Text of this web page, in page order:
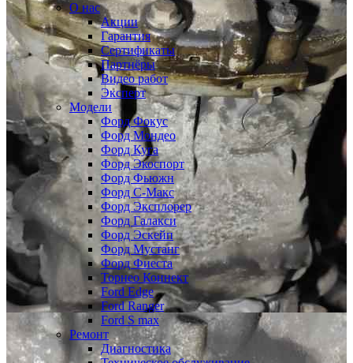
О нас
Акции
Гарантия
Сертификаты
Партнёры
Видео работ
Эксперт
Модели
Форд Фокус
Форд Мондео
Форд Куга
Форд Экоспорт
Форд Фьюжн
Форд С-Макс
Форд Эксплорер
Форд Галакси
Форд Эскейп
Форд Мустанг
Форд Фиеста
Торнео Коннект
Ford Edge
Ford Ranger
Ford S max
Ремонт
Диагностика